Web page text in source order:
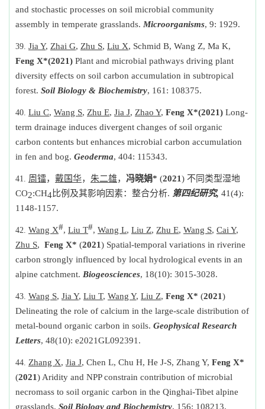
and stochastic processes on soil microbial community
assembly in temperate grasslands. Microorganisms, 9: 1929.
Jia Y, Zhai G, Zhu S, Liu X, Schmid B, Wang Z, Ma K,
Feng X*(2021) Plant and microbial pathways driving plant
diversity effects on soil carbon accumulation in subtropical
forest. Soil Biology & Biochemistry, 161: 108375.
Liu C, Wang S, Zhu E, Jia J, Zhao Y, Feng X*(2021) Long-
term drainage induces divergent changes of soil organic
carbon contents but enhances microbial carbon accumulation
in fen and bog. Geoderma, 404: 115343.
周镭， 戴国华， 朱二雄， 冯晓娟* (2021) 不同类型湿地
CO2:CH4比例及其影响因素：整合分析. 第四纪研究, 41(4):
1148-1157.
Wang X#, Liu T#, Wang L, Liu Z, Zhu E, Wang S, Cai Y,
Zhu S, Feng X* (2021) Spatial-temporal variations in riverine
carbon strongly influenced by local hydrological events in an
alpine catchment. Biogeosciences, 18(10): 3015-3028.
Wang S, Jia Y, Liu T, Wang Y, Liu Z, Feng X* (2021)
Delineating the role of calcium in the large-scale distribution of
metal-bound organic carbon in soils. Geophysical Research
Letters, 48(10): e2021GL092391.
Zhang X, Jia J, Chen L, Chu H, He J-S, Zhang Y, Feng X*
(2021) Aridity and NPP constrain contribution of microbial
necromass to soil organic carbon in the Qinghai-Tibet alpine
grasslands. Soil Biology and Biochemistry, 156: 108213.